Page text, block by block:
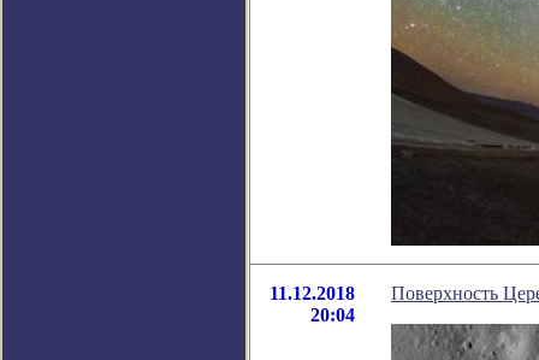
11.12.2018
20:04
Поверхность